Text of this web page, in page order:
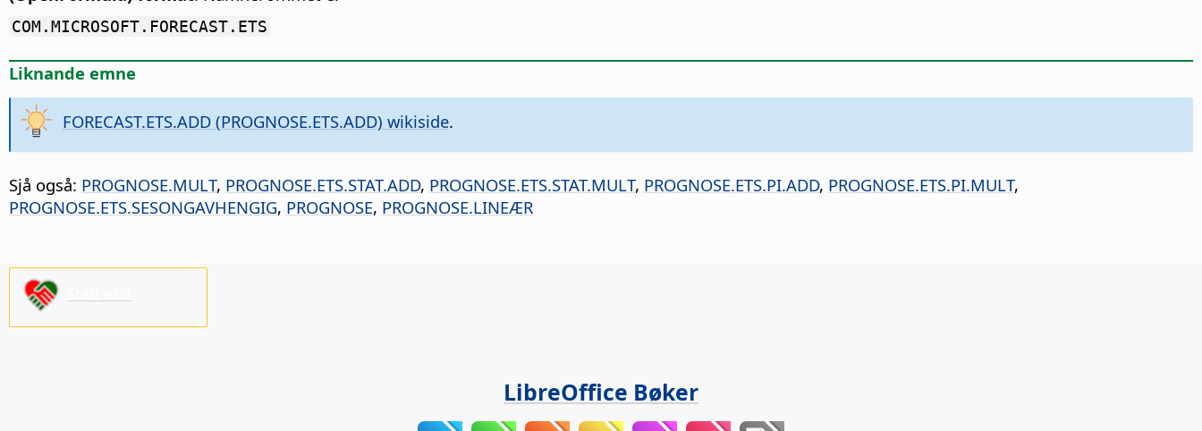
COM.MICROSOFT.FORECAST.ETS
Liknande emne
FORECAST.ETS.ADD (PROGNOSE.ETS.ADD) wikiside.
Sjå også: PROGNOSE.MULT, PROGNOSE.ETS.STAT.ADD, PROGNOSE.ETS.STAT.MULT, PROGNOSE.ETS.PI.ADD, PROGNOSE.ETS.PI.MULT,
PROGNOSE.ETS.SESONGAVHENGIG, PROGNOSE, PROGNOSE.LINEÆR
LibreOffice Bøker